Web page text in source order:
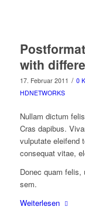
with
17. Februar 2011 / 0
HDNETWORKS
Nullam dictum
Cras dapibus.
vulputate eleifend
consequat vitae,
Donec quam
sem.
Weiterlesen